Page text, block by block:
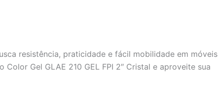
resistência, praticidade e fácil mobilidade em móveis
Gel GLAE 210 GEL FPI 2″ Cristal e aproveite sua